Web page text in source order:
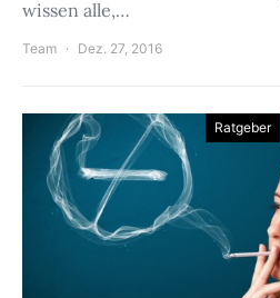
wissen alle,…
Team Dez. 27, 2016
Ratgeber